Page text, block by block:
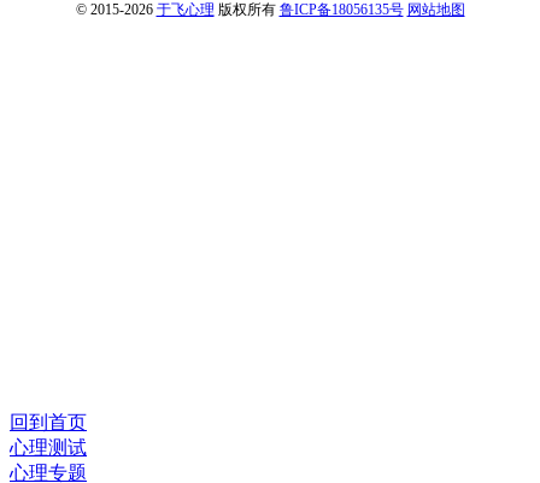
© 2015-2026 于飞心理 版权所有 鲁ICP备18056135号 网站地图
回到首页
心理测试
心理专题